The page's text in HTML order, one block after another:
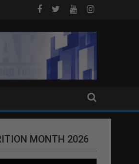
KAKAYAHAN KONTRA
SEN. ROBIN
MONTH 2026